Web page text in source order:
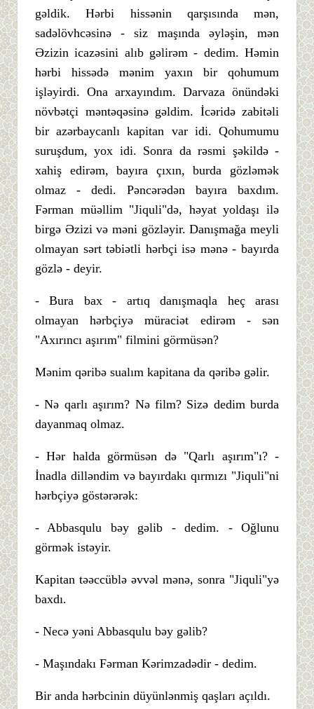
gəldik. Hərbi hissənin qarşısında mən,
sadəlövhcəsinə - siz maşında əyləşin, mən
Əzizin icazəsini alıb gəlirəm - dedim. Həmin
hərbi hissədə mənim yaxın bir qohumum
işləyirdi. Ona arxayındım. Darvaza önündəki
növbətçi məntəqəsinə gəldim. İcəridə zabitəli
bir azərbaycanlı kapitan var idi. Qohumumu
suruşdum, yox idi. Sonra da rəsmi şəkildə -
xahiş edirəm, bayıra çıxın, burda gözləmək
olmaz - dedi. Pəncərədən bayıra baxdım.
Fərman müəllim "Jiquli"də, həyat yoldaşı ilə
birgə Əzizi və məni gözləyir. Danışmağa meyli
olmayan sərt təbiətli hərbçi isə mənə - bayırda
gözlə - deyir.
- Bura bax - artıq danışmaqla heç arası
olmayan hərbçiyə müraciət edirəm - sən
"Axırıncı aşırım" filmini görmüsən?
Mənim qəribə sualım kapitana da qəribə gəlir.
- Nə qarlı aşırım? Nə film? Sizə dedim burda
dayanmaq olmaz.
- Hər halda görmüsən də "Qarlı aşırım"ı? -
İnadla dilləndim və bayırdakı qırmızı "Jiquli"ni
hərbçiyə göstərərək:
- Abbasqulu bəy gəlib - dedim. - Oğlunu
görmək istəyir.
Kapitan təəccüblə əvvəl mənə, sonra "Jiquli"yə
baxdı.
- Necə yəni Abbasqulu bəy gəlib?
- Maşındakı Fərman Kərimzadədir - dedim.
Bir anda hərbcinin düyünlənmiş qaşları açıldı.